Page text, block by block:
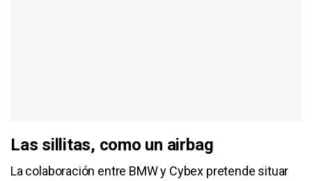
Las sillitas, como un airbag
La colaboración entre BMW y Cybex pretende situar